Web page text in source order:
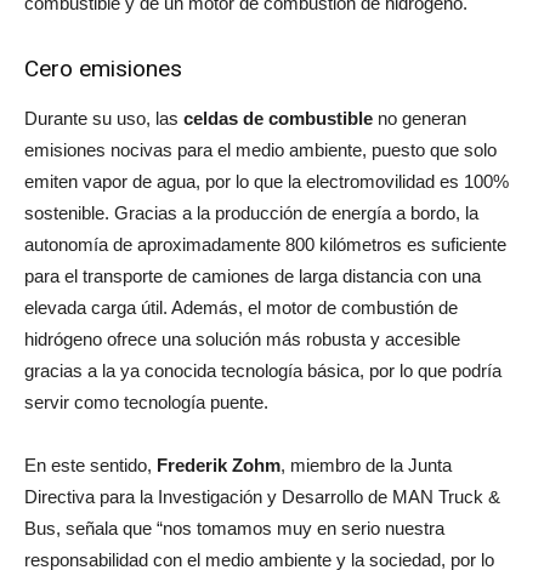
Cero emisiones
Durante su uso, las celdas de combustible no generan
emisiones nocivas para el medio ambiente, puesto que solo
emiten vapor de agua, por lo que la electromovilidad es 100%
sostenible. Gracias a la producción de energía a bordo, la
autonomía de aproximadamente 800 kilómetros es suficiente
para el transporte de camiones de larga distancia con una
elevada carga útil. Además, el motor de combustión de
hidrógeno ofrece una solución más robusta y accesible
gracias a la ya conocida tecnología básica, por lo que podría
servir como tecnología puente.
En este sentido, Frederik Zohm, miembro de la Junta
Directiva para la Investigación y Desarrollo de MAN Truck &
Bus, señala que “nos tomamos muy en serio nuestra
responsabilidad con el medio ambiente y la sociedad, por lo